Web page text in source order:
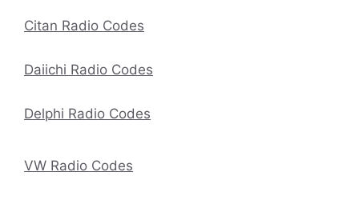
Citan Radio Codes
Daiichi Radio Codes
Delphi Radio Codes
VW Radio Codes